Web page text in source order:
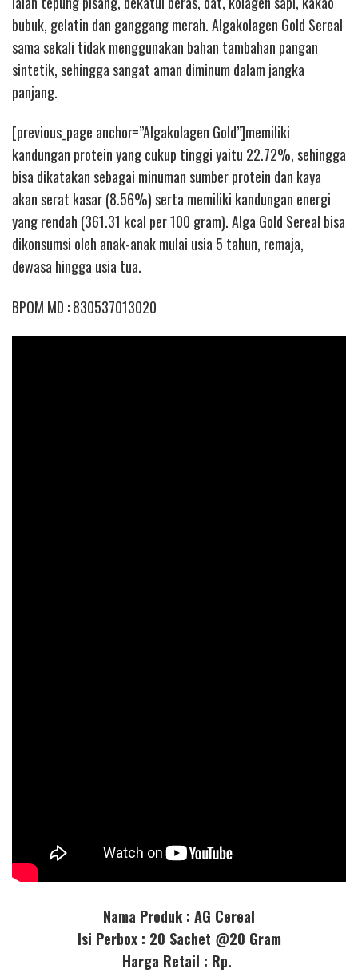
bubuk, gelatin dan ganggang merah. Algakolagen Gold Sereal
sama sekali tidak menggunakan bahan tambahan pangan
sintetik, sehingga sangat aman diminum dalam jangka
panjang.
[previous_page anchor=”Algakolagen Gold”]memiliki
kandungan protein yang cukup tinggi yaitu 22.72%, sehingga
bisa dikatakan sebagai minuman sumber protein dan kaya
akan serat kasar (8.56%) serta memiliki kandungan energi
yang rendah (361.31 kcal per 100 gram). Alga Gold Sereal bisa
dikonsumsi oleh anak-anak mulai usia 5 tahun, remaja,
dewasa hingga usia tua.
BPOM MD : 830537013020
Nama Produk : AG Cereal
Isi Perbox : 20 Sachet @20 Gram
Harga Retail : Rp.